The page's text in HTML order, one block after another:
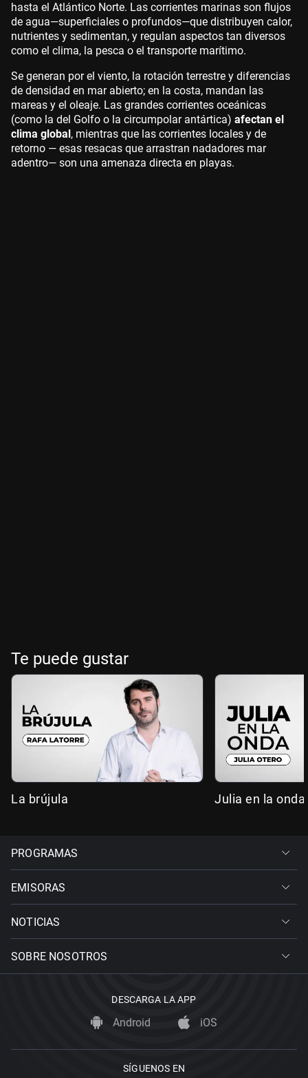
hasta el Atlántico Norte. Las corrientes marinas son flujos
de agua—superficiales o profundos—que distribuyen calor,
nutrientes y sedimentan, y regulan aspectos tan diversos
como el clima, la pesca o el transporte marítimo.
Se generan por el viento, la rotación terrestre y diferencias
de densidad en mar abierto; en la costa, mandan las
mareas y el oleaje. Las grandes corrientes oceánicas
(como la del Golfo o la circumpolar antártica) afectan el
clima global, mientras que las corrientes locales y de
retorno — esas resacas que arrastran nadadores mar
adentro— son una amenaza directa en playas.
Te puede gustar
La brújula Julia en la onda
PROGRAMAS
EMISORAS
NOTICIAS
SOBRE NOSOTROS
DESCARGA LA APP
Android iOS
SÍGUENOS EN